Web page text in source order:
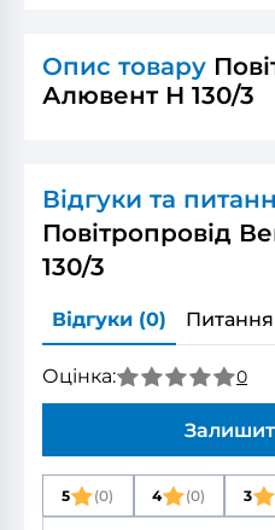
Опис товару
Алювент Н 130/3
Відгуки та
Повітропровід
130/3
Відгуки (0) Питання
Оцінка: 0
5 (0) 4 (0) 3